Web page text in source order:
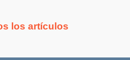
los artículos